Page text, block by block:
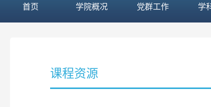
首页 学院概况 党群工作 学
课程资源